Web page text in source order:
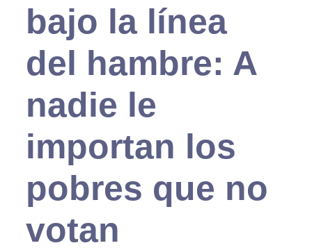
bajo la línea
del hambre: A
nadie le
importan los
pobres que no
votan